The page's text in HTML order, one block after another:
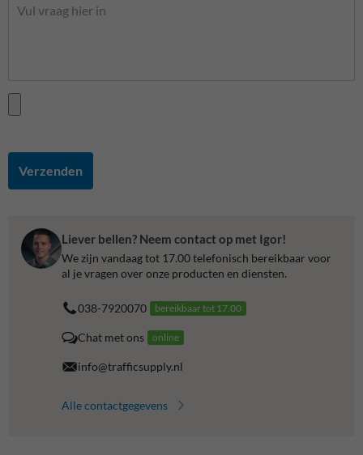
Verzenden
Liever bellen? Neem contact op met Igor!
We zijn vandaag tot 17.00 telefonisch bereikbaar voor
al je vragen over onze producten en diensten.
038-7920070 bereikbaar tot 17.00
Chat met ons online
info@trafficsupply.nl
Alle contactgegevens